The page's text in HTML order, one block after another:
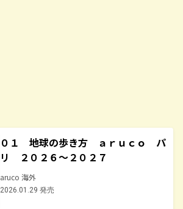
０１ 地球の歩き方 ａｒｕｃｏ パ
リ ２０２６～２０２７
aruco 海外
2026.01.29 発売